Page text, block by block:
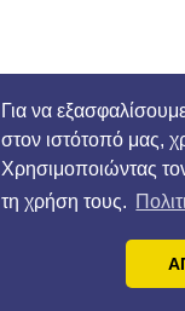
Για να
στον ιστότοπό μας,
Χρησιμοποιώντας
τη χρήση τους.